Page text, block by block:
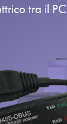
tra il